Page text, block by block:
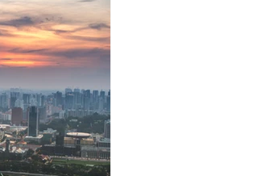
绑在了一起。 千万
餐厅用餐的人来说，
员想多了那就是服务
需求，客户的拒绝，
到需求，真诚地提供